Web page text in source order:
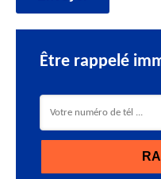
Être rappelé